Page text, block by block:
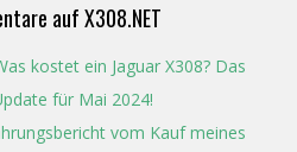
auf X308.NET
kostet ein Jaguar X308? Das
für Mai 2024!
vom Kauf meines